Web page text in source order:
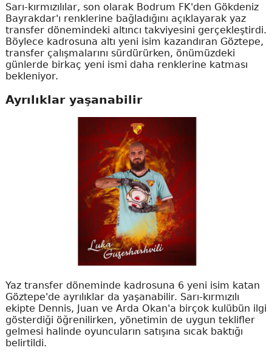
Sarı-kırmızılılar, son olarak Bodrum FK'den Gökdeniz
Bayrakdar'ı renklerine bağladığını açıklayarak yaz
transfer dönemindeki altıncı takviyesini gerçekleştirdi.
Böylece kadrosuna altı yeni isim kazandıran Göztepe,
transfer çalışmalarını sürdürürken, önümüzdeki
günlerde birkaç yeni ismi daha renklerine katması
bekleniyor.
Ayrılıklar yaşanabilir
Yaz transfer döneminde kadrosuna 6 yeni isim katan
Göztepe'de ayrılıklar da yaşanabilir. Sarı-kırmızılı
ekipte Dennis, Juan ve Arda Okan'a birçok kulübün ilgi
gösterdiği öğrenilirken, yönetimin de uygun teklifler
gelmesi halinde oyuncuların satışına sıcak baktığı
belirtildi.